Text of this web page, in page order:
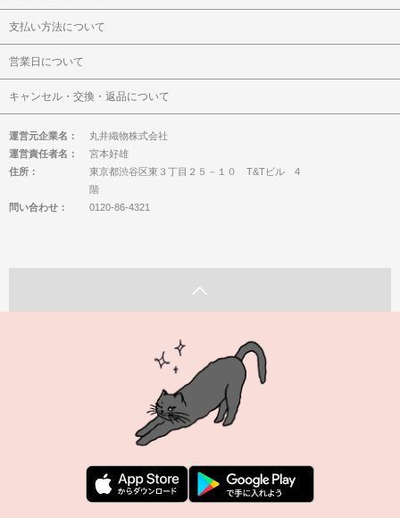
支払い方法について
営業日について
キャンセル・交換・返品について
運営元企業名：
丸井織物株式会社
運営責任者名：
宮本好雄
住所：
東京都渋谷区東３丁目２５－１０ T&Tビル 4
階
問い合わせ：
0120-86-4321